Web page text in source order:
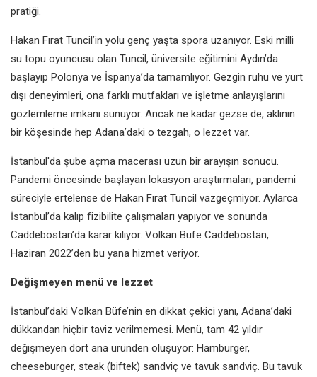
pratiği.
Hakan Fırat Tuncil’in yolu genç yaşta spora uzanıyor. Eski milli
su topu oyuncusu olan Tuncil, üniversite eğitimini Aydın’da
başlayıp Polonya ve İspanya’da tamamlıyor. Gezgin ruhu ve yurt
dışı deneyimleri, ona farklı mutfakları ve işletme anlayışlarını
gözlemleme imkanı sunuyor. Ancak ne kadar gezse de, aklının
bir köşesinde hep Adana’daki o tezgah, o lezzet var.
İstanbul'da şube açma macerası uzun bir arayışın sonucu.
Pandemi öncesinde başlayan lokasyon araştırmaları, pandemi
süreciyle ertelense de Hakan Fırat Tuncil vazgeçmiyor. Aylarca
İstanbul’da kalıp fizibilite çalışmaları yapıyor ve sonunda
Caddebostan’da karar kılıyor. Volkan Büfe Caddebostan,
Haziran 2022’den bu yana hizmet veriyor.
Değişmeyen menü ve lezzet
İstanbul’daki Volkan Büfe’nin en dikkat çekici yanı, Adana’daki
dükkandan hiçbir taviz verilmemesi. Menü, tam 42 yıldır
değişmeyen dört ana üründen oluşuyor: Hamburger,
cheeseburger, steak (biftek) sandviç ve tavuk sandviç. Bu tavuk